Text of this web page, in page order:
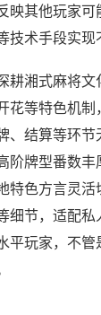
映其他玩家可
技术手段实现
耕湘式麻将
花等特色机
、结算等环
阶牌型番数
特色方言灵
细节，适配
平玩家，不